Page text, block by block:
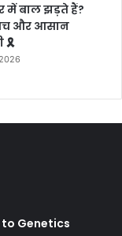
में बाल झड़ते हैं?
और आसान
🎗️
to Genetics